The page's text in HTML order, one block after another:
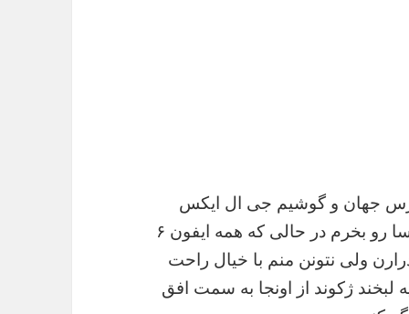
بورس جهان و گوشیم جی ال ایکس
باشه و سریع از جیبم در بیارم و زنگ بزنم بورسا رو بخرم در حالی که همه ایفون ۶
ولی نتونن منم با خیال راحت
لبخند ژکوند از اونجا به سمت افق